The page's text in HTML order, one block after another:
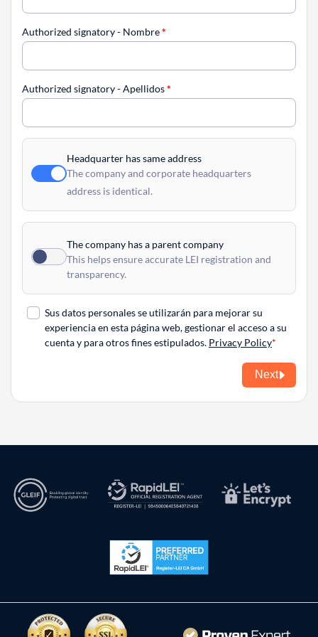
Authorized signatory - Nombre*
Authorized signatory - Apellidos*
Headquarter has same address
The company and corporate headquarters
address is identical.
The company has a parent company
This helps ensure accurate LEI registration and
transparency.
Sus datos personales se utilizarán para mejorar su
experiencia en esta página web, gestionar el acceso a su
cuenta y para otros fines estipulados. Privacy Policy
Next